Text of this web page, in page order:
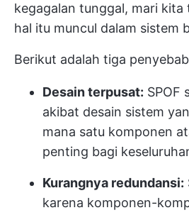
kegagalan tunggal, mari kita
hal itu muncul dalam sistem
Berikut adalah tiga
Desain terpusat: SPOF
akibat desain sistem
mana satu komponen
penting bagi
Kurangnya redundansi:
karena komponen-